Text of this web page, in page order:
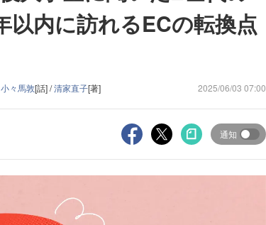
内に訪れるECの転換点
々馬敦[話] /清家直子[著] 2025/06/03 07:00
通知